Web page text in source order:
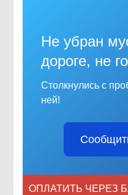
Не убран
дороге, не
Столкнулись с
ней!
ОПЛАТИТЬ ЧЕРЕЗ